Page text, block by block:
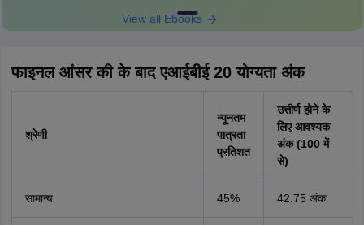
View all Ebooks
फाइनल आंसर की के बाद एआईबीई 20 योग्यता अंक
श्रेणी
न्यूनतम
पात्रता
प्रतिशत
उत्तीर्ण होने के
लिए आवश्यक
अंक (100 में
से)
सामान्य 45% 42.75 अंक